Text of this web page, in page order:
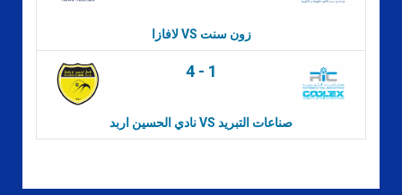
لافازا VS زون سنت
4- 1
نادي الحسين اربد VS صناعات التبريد